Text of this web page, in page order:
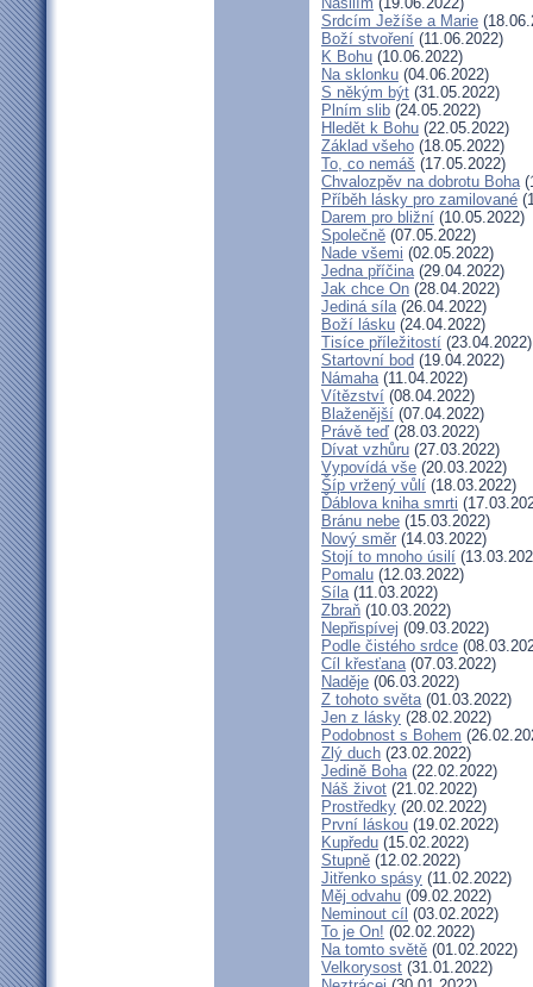
Srdcím Ježíše a Marie
Boží stvoření (11.06.2022)
K Bohu (10.06.2022)
Na sklonku (04.06.2022)
S někým být (31.05.2022)
Plním slib (24.05.2022)
Hledět k Bohu (22.05.2022)
Základ všeho (18.05.2022)
To, co nemáš (17.05.2022)
Chvalozpěv na dobrotu Boha
Příběh lásky pro zamilované
Darem pro bližní (10.05.2022)
Společně (07.05.2022)
Nade všemi (02.05.2022)
Jedna příčina(29.04.2022)
Jak chce On (28.04.2022)
Jediná síla(26.04.2022)
Boží lásku (24.04.2022)
Tisíce příležitostí (23.04.2022)
Startovní bod (19.04.2022)
Námaha(11.04.2022)
Vítězství (08.04.2022)
Blaženější (07.04.2022)
Právě teď (28.03.2022)
Dívat vzhůru (27.03.2022)
Vypovídá vše (20.03.2022)
Šíp vržený vůlí (18.03.2022)
Ďáblova kniha smrti
Bránu nebe (15.03.2022)
Nový směr (14.03.2022)
Stojí to mnoho úsilí
Pomalu (12.03.2022)
Síla(11.03.2022)
Zbraň (10.03.2022)
Nepřispívej (09.03.2022)
Podle čistého srdce
Cíl křesťana(07.03.2022)
Naděje (06.03.2022)
Z tohoto světa(01.03.2022)
Jen z lásky (28.02.2022)
Podobnost s Bohem
Zlý duch (23.02.2022)
Jedině Boha(22.02.2022)
Náš život (21.02.2022)
Prostředky (20.02.2022)
První láskou (19.02.2022)
Kupředu (15.02.2022)
Stupně (12.02.2022)
Jitřenko spásy (11.02.2022)
Měj odvahu (09.02.2022)
Neminout cíl (03.02.2022)
To je On! (02.02.2022)
Na tomto světě (01.02.2022)
Velkorysost (31.01.2022)